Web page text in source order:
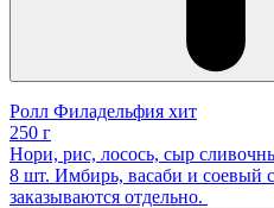
Ролл Филадельфия хит
250 г
Нори, рис, лосось, сыр
8 шт. Имбирь, васаби и соевый
заказываются отдельно.